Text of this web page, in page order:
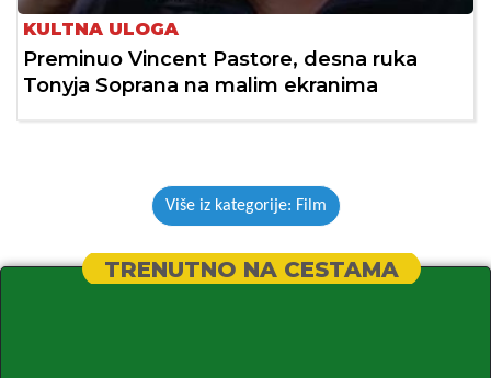
KULTNA ULOGA
Preminuo Vincent Pastore, desna ruka
Tonyja Soprana na malim ekranima
Više iz kategorije: Film
TRENUTNO NA CESTAMA